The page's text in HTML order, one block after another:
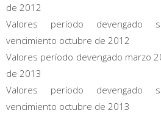
de 2012
Valores período devengado
vencimiento octubre de 2012
Valores período devengado marzo
de 2013
Valores período devengado
vencimiento octubre de 2013